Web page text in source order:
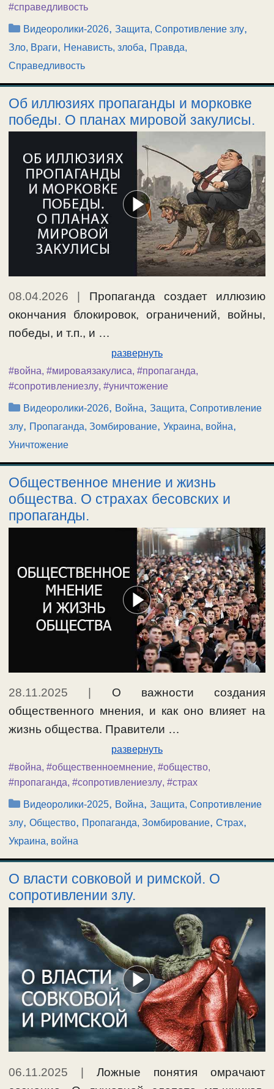
#справедливость
Рубрики
Видеоролики-2026,Защита, Сопротивление злу,
Зло, Враги, Ненависть, злоба, Правда,
Справедливость
Об иллюзиях пропаганды и морковке
победы. О планах мировой закулисы.
08.04.2026
Пропаганда создает иллюзию
окончания блокировок, ограничений, войны,
победы, и т.п., и …
развернуть
#война, #мироваязакулиса, #пропаганда,
#сопротивлениезлу, #уничтожение
Рубрики
Видеоролики-2026, Война,Защита, Сопротивление
злу, Пропаганда, Зомбирование, Украина, война,
Уничтожение
Общественное мнение и жизнь
общества. О страхах бесовских и
пропаганды.
28.11.2025
О важности создания
общественного мнения, и как оно влияет на
жизнь общества. Правители …
развернуть
#война, #общественноемнение, #общество,
#пропаганда, #сопротивлениезлу, #страх
Рубрики
Видеоролики-2025, Война,Защита, Сопротивление
злу, Общество, Пропаганда, Зомбирование, Страх,
Украина, война
О власти совковой и римской. О
сопротивлении злу.
06.11.2025
Ложные понятия омрачают